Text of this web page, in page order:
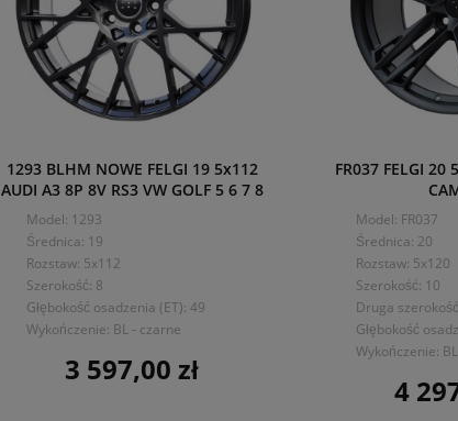
1293 BLHM NOWE FELGI 19 5x112
AUDI A3 8P 8V RS3 VW GOLF 5 6 7 8
Model: 1293
Średnica: 19
Rozstaw: 5x112
Szerokość: 8
Głębokość osadzenia (ET): 49
Wykończenie: BL - czarne
Cena
3 597,00 zł
FR037 FELGI 20
Model: FR037
Średnica: 20
Rozstaw: 5x120
Szerokość: 10
Druga
Głębokość
Wykończenie:
Cena
4